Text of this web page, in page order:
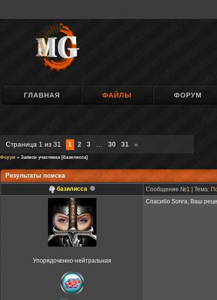
ГЛАВНАЯ ФАЙЛЫ ФОРУМ
Страница 1 из 31 1 2 3 30 31 »
Форум » Записи участника [базилисса]
Результаты поиска
базилисса Сообщение №1 | Тема:
Упорядоченно-нейтральная
Спасибо Sonra, Ваш